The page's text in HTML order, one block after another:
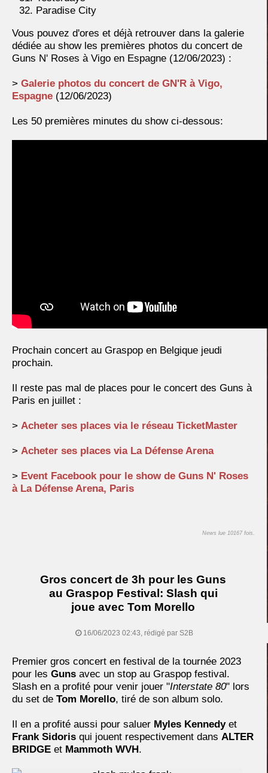
Paradise City
Vous pouvez d'ores et déjà retrouver dans la galerie
dédiée au show les premières photos du concert de
Guns N' Roses à Vigo en Espagne (12/06/2023) :
> Galerie photos du concert de GN'R à Vigo,
Espagne (12/06/2023)
Les 50 premières minutes du show ci-dessous:
Prochain concert au Graspop en Belgique jeudi
prochain.
Il reste pas mal de places pour le concert des Guns à
Paris en juillet :
> Acheter ses places via le réseau TicketMaster
> Acheter ses places via La Défense Arena
> Event Facebook pour le show de Guns N' Roses
à La Défense Arena, Paris
News lue 10167 fois.
Gros concert de 3h pour les Guns
au Graspop Festival: Slash qui
joue avec Tom Morello
16/06/2023 02:43, rédigé par S2B
Premier gros concert en festival de la tournée 2023
pour les Guns avec un stop au Graspop festival.
Slash en a profité pour venir jouer "Interstate 80" lors
du set de Tom Morello, tiré de son album solo.
Il en a profité aussi pour saluer Myles Kennedyet
Frank Sidoris qui jouent respectivement dans ALTER
BRIDGE et Mammoth WVH .